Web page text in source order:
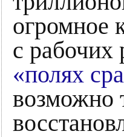
огромное
с рабочих
«полях
возможно